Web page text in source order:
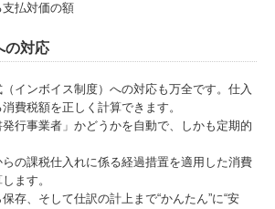
払対価の額
の対応
インボイス制度）への対応も万全です。仕入
費税額を正しく計算できます。
行事業者」かどうかを自動で、しかも定期的
の課税仕入れに係る経過措置を適用した消費
ます。
存、そして仕訳の計上まで“かんたん”に“安